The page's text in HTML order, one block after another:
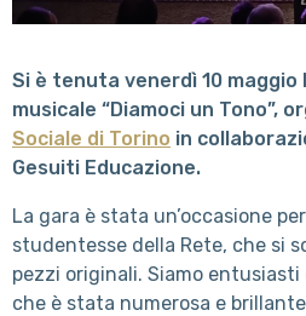
Si è tenuta venerdì 10 maggio
musicale “Diamoci un Tono”,
Sociale di Torino in
Gesuiti Educazione.
La gara è stata un’occasione
studentesse della Rete, che si
pezzi originali. Siamo
che è stata numerosa e